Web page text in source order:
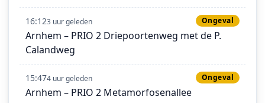
16:123 uur geleden Ongeval
Arnhem – PRIO 2 Driepoortenweg met de P.
Calandweg
15:474 uur geleden Ongeval
Arnhem – PRIO 2 Metamorfosenallee